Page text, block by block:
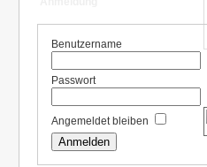
Benutzername
Passwort
Angemeldet bleiben